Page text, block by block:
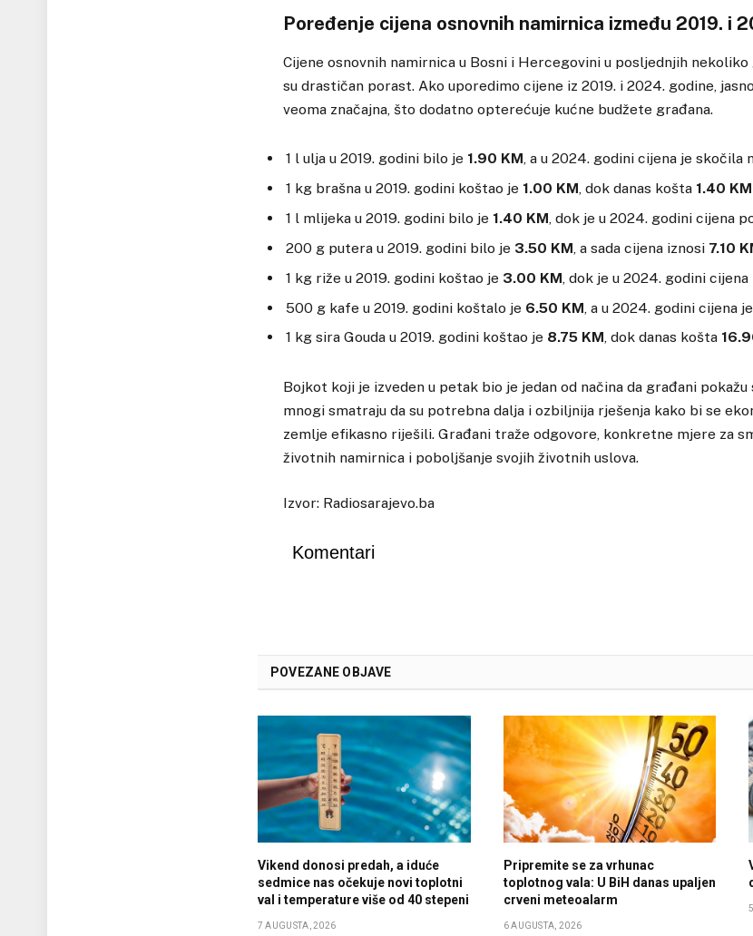
Poređenje cijena osnovnih namirnica između 2019. i
Cijene osnovnih namirnica u Bosni i Hercegovini u posljednjih
su drastičan porast. Ako uporedimo cijene iz 2019. i 2024. godine,
veoma značajna, što dodatno opterećuje kućne budžete građana.
1 l ulja u 2019. godini bilo je 1.90 KM, a u 2024. godini cijena je skočila
1 kg brašna u 2019. godini koštao je 1.00 KM, dok danas košta 1.40 KM
1 l mlijeka u 2019. godini bilo je 1.40 KM, dok je u 2024. godini cijena
200 g putera u 2019. godini bilo je 3.50 KM , a sada cijena iznosi 7.10
1 kg riže u 2019. godini koštao je 3.00 KM , dok je u 2024. godini
500 g kafe u 2019. godini koštalo je 6.50 KM , a u 2024. godini cijena
1 kg sira Gouda u 2019. godini koštao je 8.75 KM, dok danas košta
Bojkot koji je izveden u petak bio je jedan od načina da građani
mnogi smatraju da su potrebna dalja i ozbiljnija rješenja kako bi se
zemlje efikasno riješili. Građani traže odgovore, konkretne mjere za
životnih namirnica i poboljšanje svojih životnih uslova.
Izvor: Radiosarajevo.ba
Komentari
POVEZANE OBJAVE
Vikend donosi predah, a iduće
sedmice nas očekuje novi toplotni
val i temperature više od 40 stepeni
7 AUGUSTA, 2026
Pripremite se za vrhunac
toplotnog vala: U BiH danas upaljen
crveni meteoalarm
6 AUGUSTA, 2026